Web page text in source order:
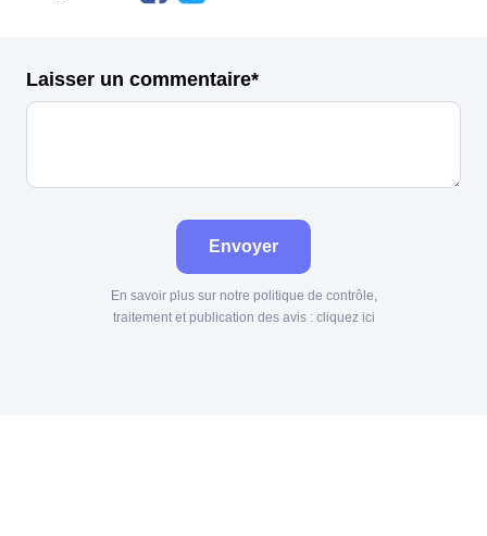
Laisser un commentaire*
Envoyer
En savoir plus sur notre politique de contrôle,
traitement et publication des avis : cliquez ici